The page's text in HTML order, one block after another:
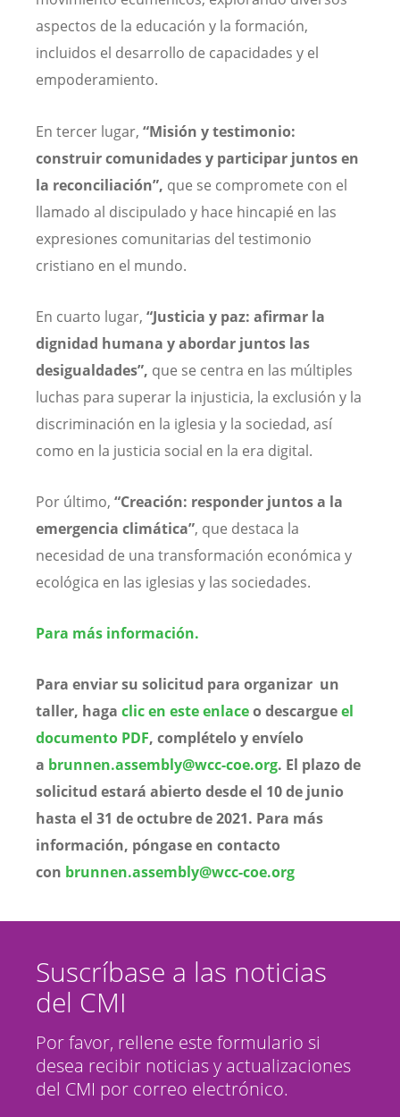
aspectos de la educación y la formación,
incluidos el desarrollo de capacidades y el
empoderamiento.
En tercer lugar, “Misión y testimonio:
construir comunidades y participar juntos en
la reconciliación”, que se compromete con el
llamado al discipulado y hace hincapié en las
expresiones comunitarias del testimonio
cristiano en el mundo.
En cuarto lugar, “Justicia y paz: afirmar la
dignidad humana y abordar juntos las
desigualdades”, que se centra en las múltiples
luchas para superar la injusticia, la exclusión y la
discriminación en la iglesia y la sociedad, así
como en la justicia social en la era digital.
Por último, “Creación: responder juntos a la
emergencia climática”, que destaca la
necesidad de una transformación económica y
ecológica en las iglesias y las sociedades.
Para más información.
Para enviar su solicitud para organizar un
taller, haga clic en este enlaceo descargueel
documento PDF, complételo y envíelo
a brunnen.assembly@wcc-coe.org. El plazo de
solicitud estará abierto desde el 10 de junio
hasta el 31 de octubre de 2021. Para más
información, póngase en contacto
con brunnen.assembly@wcc-coe.org
Suscríbase a las noticias
del CMI
Por favor, rellene este formulario si
desea recibir noticias y actualizaciones
del CMI por correo electrónico.